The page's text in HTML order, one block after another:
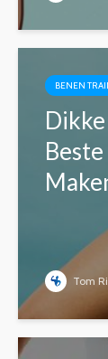
BENEN
Tom